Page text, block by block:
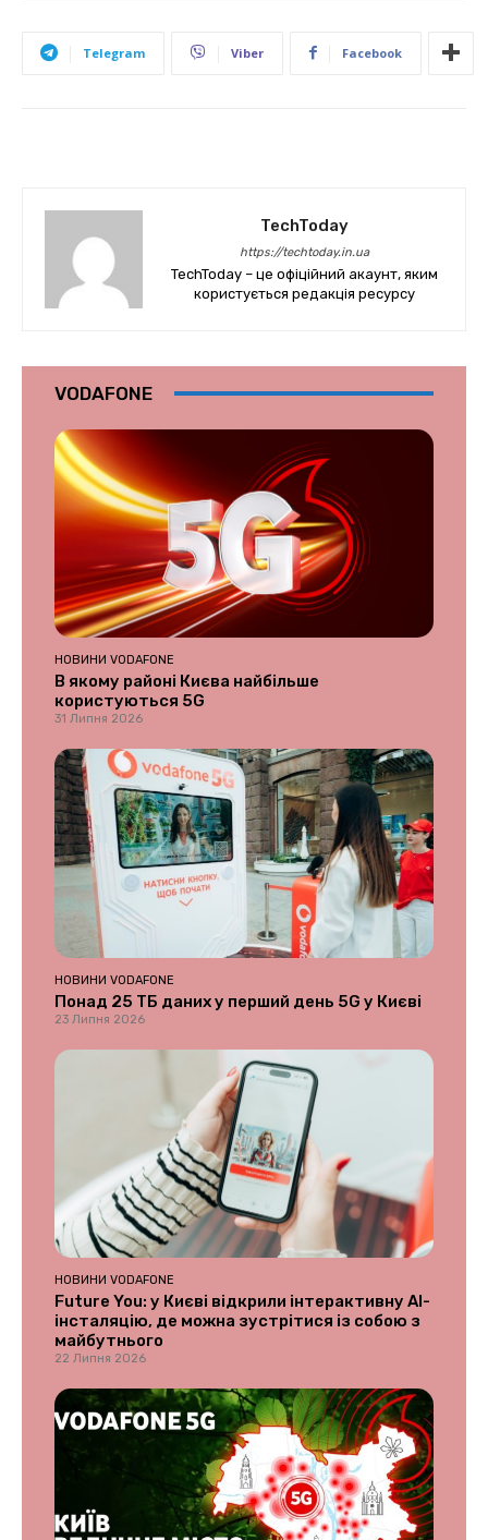
Telegram Viber Facebook
TechToday
https://techtoday.in.ua
TechToday – це офіційний акаунт, яким
користується редакція ресурсу
VODAFONE
НОВИНИ VODAFONE
В якому районі Києва найбільше
користуються 5G
31 Липня 2026
НОВИНИ VODAFONE
Понад 25 ТБ даних у перший день 5G у Києві
23 Липня 2026
НОВИНИ VODAFONE
Future You: у Києві відкрили інтерактивну AI-
інсталяцію, де можна зустрітися із собою з
майбутнього
22 Липня 2026